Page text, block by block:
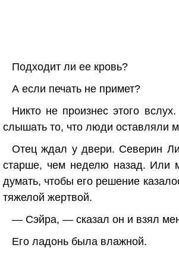
Подходит ли ее кровь?
А если печать не примет?
Никто не произнес этого
слышать то, что люди оставляли
Отец ждал у двери. Северин
старше, чем неделю назад. Или
думать, чтобы его решение
тяжелой жертвой.
— Сэйра, — сказал он и взял
Его ладонь была влажной.